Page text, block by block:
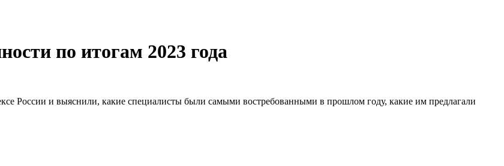
по итогам 2023 года
России и выяснили, какие специалисты были самыми востребованными в прошлом году, какие им предлагали